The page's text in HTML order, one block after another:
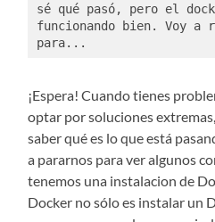
sé qué pasó, pero el
funcionando bien. Voy a
para...
¡Espera! Cuando tienes
optar por soluciones
saber qué es lo que está
a pararnos para ver algunos
tenemos una instalacion de
Docker no sólo es instalar un